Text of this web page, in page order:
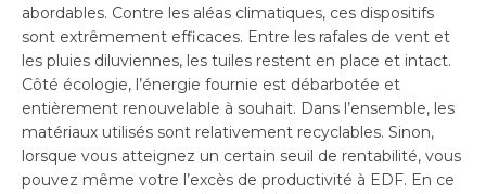
abordables. Contre les aléas climatiques, ces dispositifs
sont extrêmement efficaces. Entre les rafales de vent et
les pluies diluviennes, les tuiles restent en place et intact.
Côté écologie, l’énergie fournie est débarbotée et
entièrement renouvelable à souhait. Dans l’ensemble, les
matériaux utilisés sont relativement recyclables. Sinon,
lorsque vous atteignez un certain seuil de rentabilité, vous
pouvez même votre l’excès de productivité à EDF. En ce